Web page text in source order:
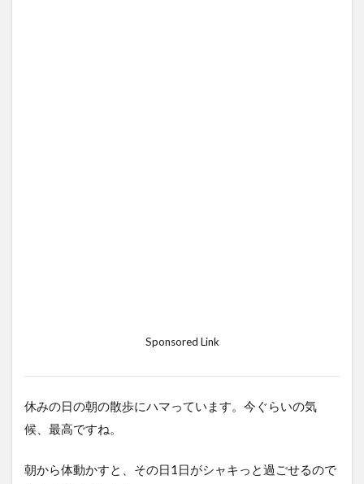
Sponsored Link
休みの日の朝の散歩にハマっています。今ぐらいの気
候、最高ですね。
朝から体動かすと、その日1日がシャキっと過ごせるので